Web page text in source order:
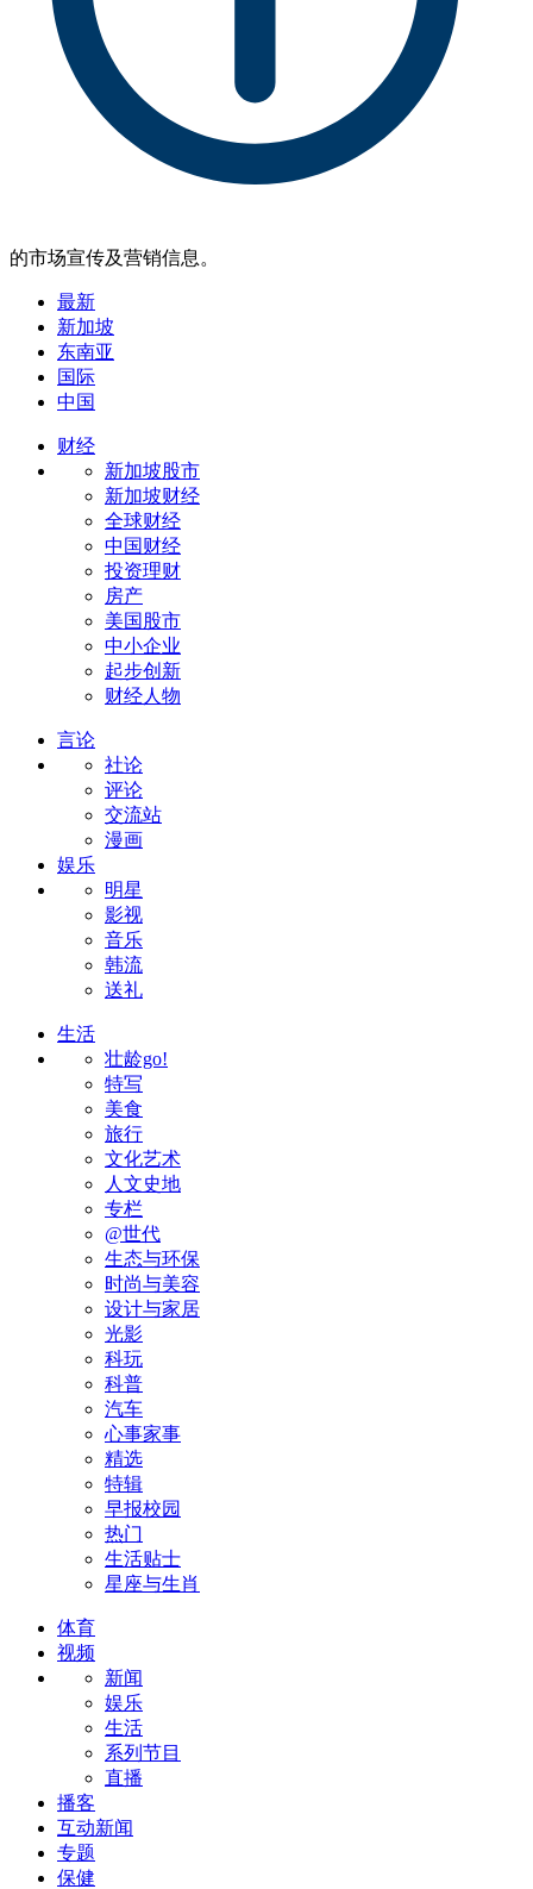
的市场宣传及营销信息。
最新
新加坡
东南亚
国际
中国
财经
新加坡股市
新加坡财经
全球财经
中国财经
投资理财
房产
美国股市
中小企业
起步创新
财经人物
言论
社论
评论
交流站
漫画
娱乐
明星
影视
音乐
韩流
送礼
生活
壮龄go!
特写
美食
旅行
文化艺术
人文史地
专栏
@世代
生态与环保
时尚与美容
设计与家居
光影
科玩
科普
汽车
心事家事
精选
特辑
早报校园
热门
生活贴士
星座与生肖
体育
视频
新闻
娱乐
生活
系列节目
直播
播客
互动新闻
专题
保健